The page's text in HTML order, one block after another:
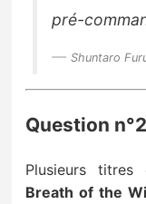
pré-
Shuntaro
Question n°2
Plusieurs titres
Breath of the